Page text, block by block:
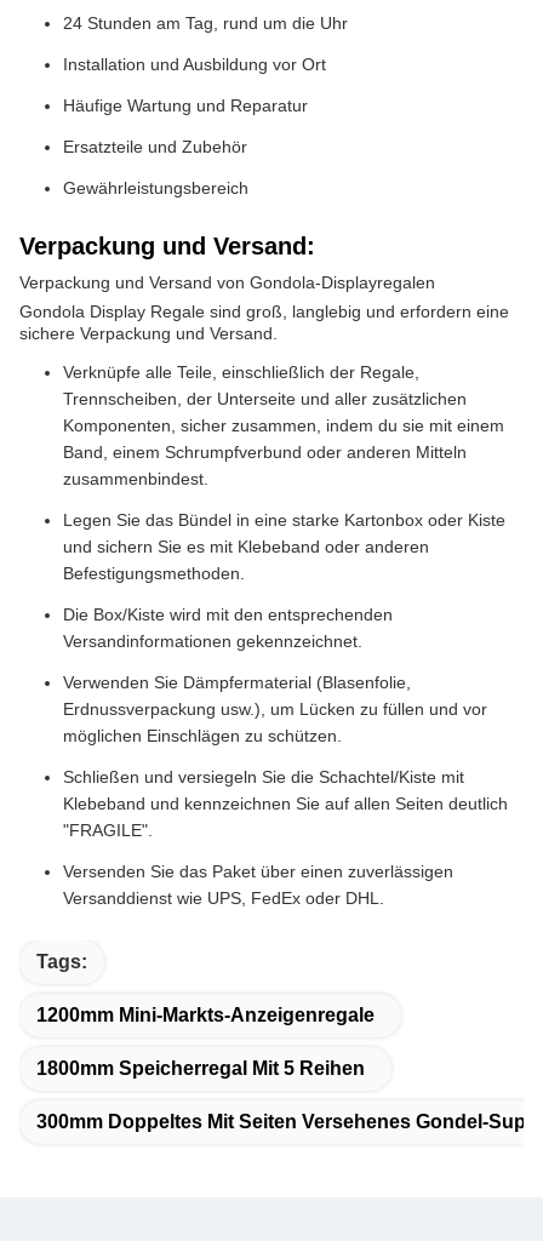
24 Stunden am Tag, rund um die Uhr
Installation und Ausbildung vor Ort
Häufige Wartung und Reparatur
Ersatzteile und Zubehör
Gewährleistungsbereich
Verpackung und Versand:
Verpackung und Versand von Gondola-Displayregalen
Gondola Display Regale sind groß, langlebig und erfordern eine
sichere Verpackung und Versand.
Verknüpfe alle Teile, einschließlich der Regale,
Trennscheiben, der Unterseite und aller zusätzlichen
Komponenten, sicher zusammen, indem du sie mit einem
Band, einem Schrumpfverbund oder anderen Mitteln
zusammenbindest.
Legen Sie das Bündel in eine starke Kartonbox oder Kiste
und sichern Sie es mit Klebeband oder anderen
Befestigungsmethoden.
Die Box/Kiste wird mit den entsprechenden
Versandinformationen gekennzeichnet.
Verwenden Sie Dämpfermaterial (Blasenfolie,
Erdnussverpackung usw.), um Lücken zu füllen und vor
möglichen Einschlägen zu schützen.
Schließen und versiegeln Sie die Schachtel/Kiste mit
Klebeband und kennzeichnen Sie auf allen Seiten deutlich
"FRAGILE".
Versenden Sie das Paket über einen zuverlässigen
Versanddienst wie UPS, FedEx oder DHL.
Tags:
1200mm Mini-Markts-Anzeigenregale
1800mm Speicherregal Mit 5 Reihen
300mm Doppeltes Mit Seiten Versehenes Gondel-